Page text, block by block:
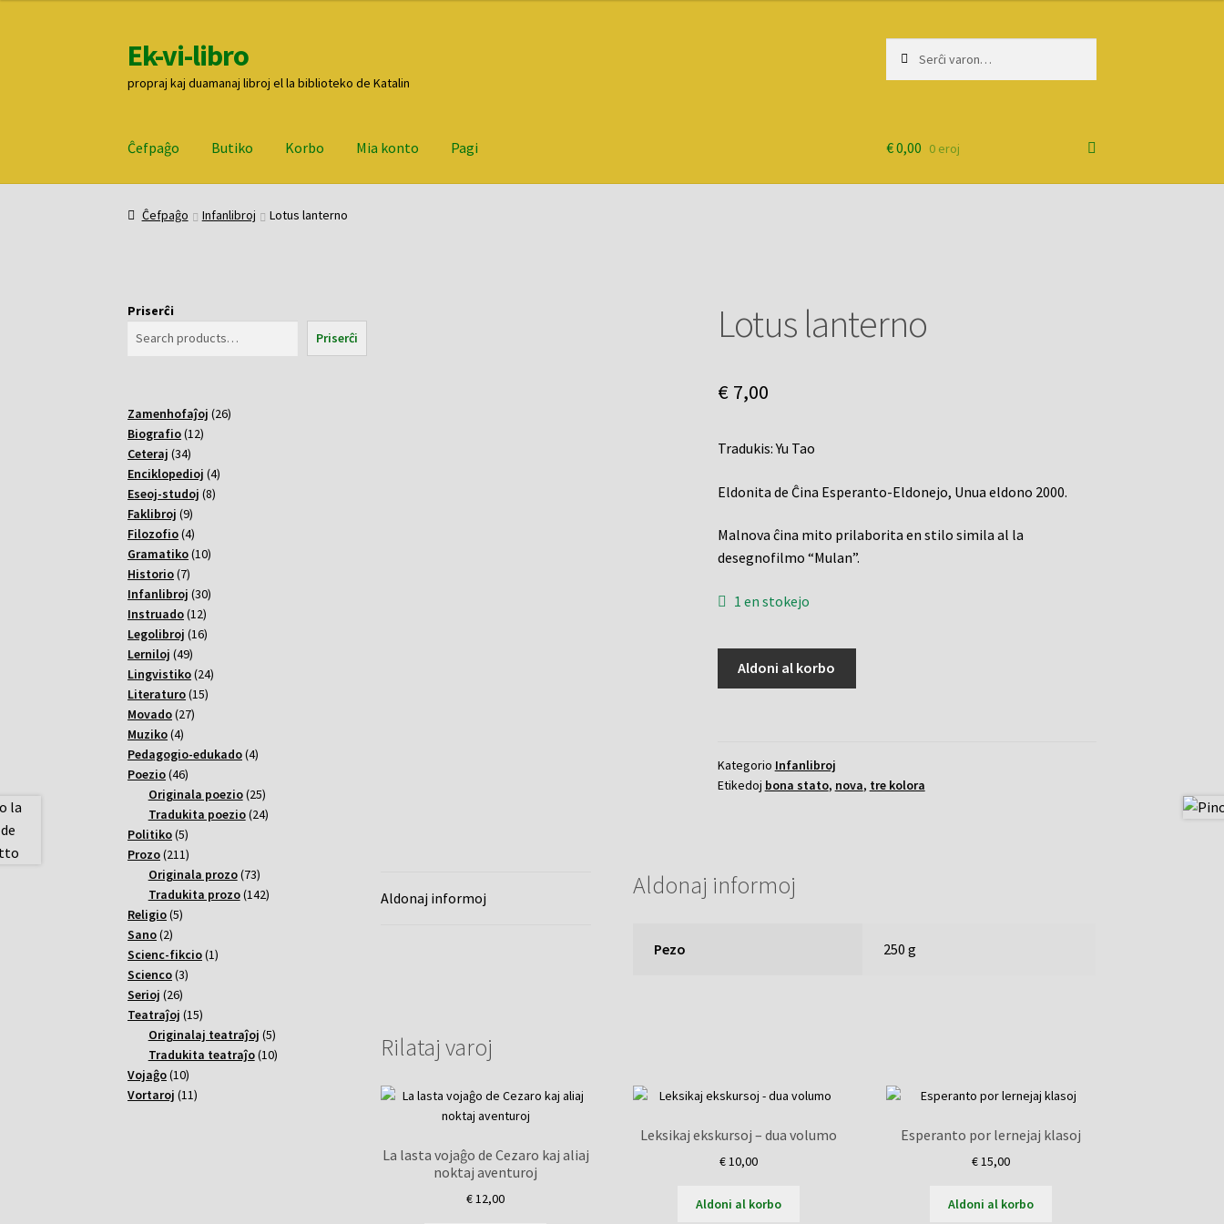
Pretersalti
al
navigado
Iri
rekte
al
enhavo
Ek-vi-libro
propraj kaj duamanaj libroj el la biblioteko de Katalin
Ĉefpaĝo Butiko Korbo Mia konto Pagi
ĈefpaĝoButiko Korbo Mia konto
€0,00 0 eroj
Ĉefpaĝo Infanlibroj Lotus lanterno
Lotus lanterno
€7,00
Tradukis: Yu Tao
Eldonita de Ĉina Esperanto-Eldonejo, Unua eldono 2000.
Malnova ĉina mito prilaborita en stilo simila al la
desegnofilmo “Mulan”.
1 en stokejo
Aldoni al korbo
Kategorio Infanlibroj
Etikedoj bona stato, nova, tre kolora
Aldonaj informoj Aldonaj informoj
Pezo 250 g
Rilataj varoj
La lasta vojaĝo de Cezaro kaj aliaj
noktaj aventuroj
€12,00
Leksikaj ekskursoj – dua volumo
€10,00
Aldoni al korbo
Esperanto por lernejaj klasoj
€15,00
Aldoni al korbo
Priserĉi
Priserĉi
Zamenhofaĵoj 2626
Biografio 1212
Ceteraj 3434
varoj
Enciklopedioj 44
Eseoj-studoj 88
Faklibroj 99
varoj
Filozofio 44
varoj
Gramatiko 1010
Historio 77
varoj
Infanlibroj 3030
Instruado 1212
varoj
Legolibroj 1616
Lerniloj 4949
varoj
Lingvistiko 2424
Literaturo 1515
Movado 2727
Muziko 44
varoj
Pedagogio-edukado 44
Poezio 4646
varoj
Originala poezio 2525
varoj
Tradukita poezio 2424
Politiko 55
varoj
Prozo 211211
varoj
Originala prozo 7373
varoj
Tradukita prozo 142142
Religio 55
Sano 22
varoj
Scienc-fikcio 11
Scienco 33
Serioj 2626
varoj
Teatraĵoj 1515
varoj
Originalaj teatraĵoj 55
varoj
Tradukita teatraĵo 1010
Vojaĝo 1010
varoj
Vortaroj 1111